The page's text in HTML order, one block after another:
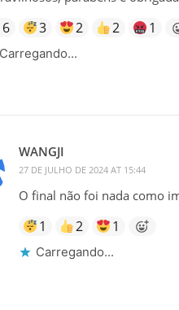
6 3 2 2 1
Carregando...
WANGJI
27 DE JULHO DE 2024 AT 15:44
O final não foi nada como
1 2 1
Carregando...